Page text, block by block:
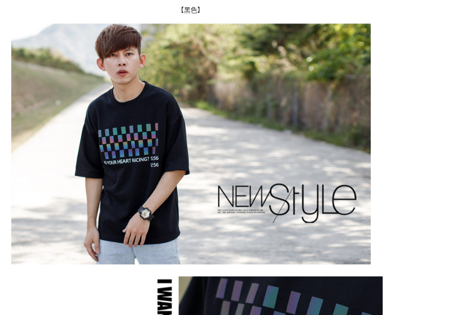
絡購買商品的店家。未經商家同意取消之訂單仍視為有效，需透過AFTEE
先享後付繳納相關費用。
※ 交易是否成功請以「AFTEE先享後付 」之結帳頁面顯示為準，若有關於
是否繳費成功／繳費後需取消欲退款等相關疑問，請聯繫「AFTEE先享後
付客戶支援中心」https://netprotections.freshdesk.com/support/home
【注意事項】
１．透過由恩沛科技股份有限公司提供之「AFTEE先享後付」服務完成之
交易，需依本服務之必要範圍內提供個人資料，並將交易相關給付款項請
求債權轉讓予恩沛科技股份有限公司。
２．關於個人資料處理事宜，請瀏覽以下網址：
https://aftee.tw/terms/#terms3
３．未成年的使用者請事先徵得法定代理人或監護人之同意方可使用
「AFTEE先享後付」，若未經同意申辦者引起之損失，本公司不負相關責
任。
４．使用「AFTEE先享後付」時，將依據個別帳號之用戶狀況，依本公司
即時審查核予不同之上限額度；若仍有額度不足之情形，本公司將視審查
結果請求用戶進行身份認證。
５．嚴禁一人註冊多個帳號或使用他人資訊註冊。若發現惡意使用之情
形，恩沛科技股份有限公司將有權停止該用戶之使用額度並採取法律行
每筆NT$80，滿NT$1,800(含以上)免運費
7-11付款取貨
每筆NT$80，滿NT$1,800(含以上)免運費
先付款後7-11取貨
每筆NT$80，滿NT$1,800(含以上)免運費
宅配
每筆NT$120，滿NT$3,000(含以上)免運費
海外宅配 (TWD)
【黑色】